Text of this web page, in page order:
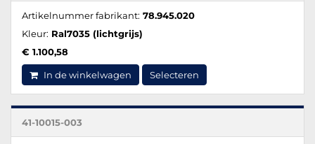
Artikelnummer fabrikant: 78.945.020
Kleur: Ral7035 (lichtgrijs)
€ 1.100,58
In de winkelwagen Selecteren
41-10015-003